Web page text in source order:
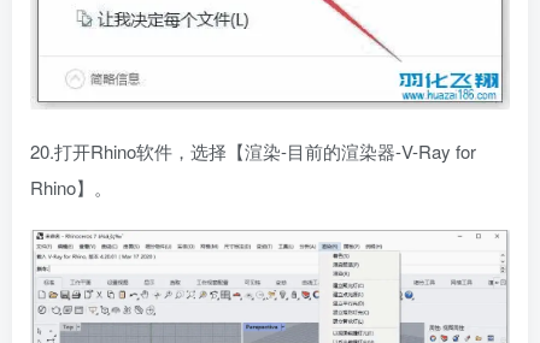
20.打开Rhino软件，选择【渲染-目前的渲染器-V-Ray for
Rhino】。